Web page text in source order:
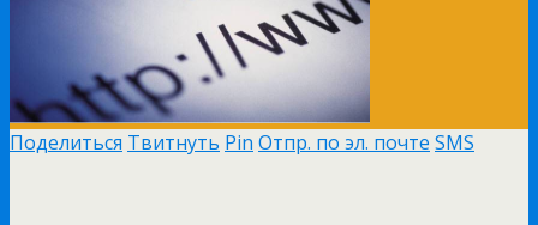
Поделиться Твитнуть Pin Отпр. по эл. почте SMS